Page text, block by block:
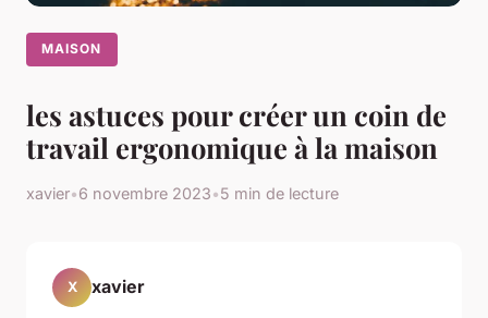
MAISON
les astuces pour créer un coin de
travail ergonomique à la maison
xavier•6 novembre 2023•5 min de lecture
X xavier